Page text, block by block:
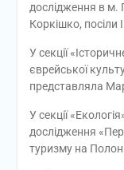
дослідження в
Коркішко, посіли
У секції
єврейської
представляла
У секції
дослідження
туризму на